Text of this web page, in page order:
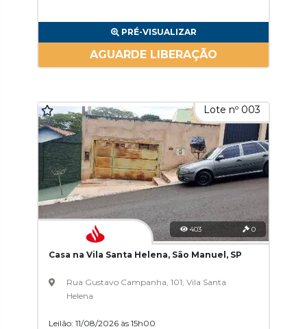
PRÉ-VISUALIZAR
AGUARDE LIBERAÇÃO
Lote nº 003
403 0
Casa na Vila Santa Helena, São Manuel, SP
Rua Gustavo Campanha, 101, Vila Santa
Helena
Leilão: 11/08/2026 às 15h00